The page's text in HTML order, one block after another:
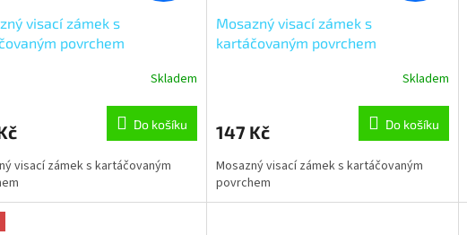
visací zámek s
povrchem
Skladem
Do košíku
visací zámek s kartáčovaným
Mosazný visací zámek s
kartáčovaným povrchem
Skladem
147 Kč Do košíku
Mosazný visací zámek s kartáčovaným
povrchem